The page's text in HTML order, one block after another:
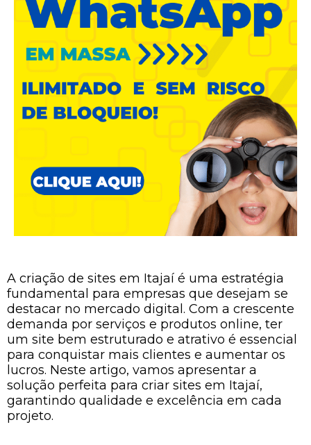
A criação de sites em Itajaí é uma estratégia
fundamental para empresas que desejam se
destacar no mercado digital. Com a crescente
demanda por serviços e produtos online, ter
um site bem estruturado e atrativo é essencial
para conquistar mais clientes e aumentar os
lucros. Neste artigo, vamos apresentar a
solução perfeita para criar sites em Itajaí,
garantindo qualidade e excelência em cada
projeto.